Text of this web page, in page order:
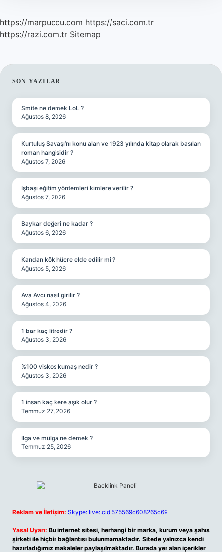
https://marpuccu.com https://saci.com.tr
https://razi.com.tr Sitemap
SIDEBAR
SON YAZILAR
Smite ne demek LoL ?
Ağustos 8, 2026
Kurtuluş Savaşı’nı konu alan ve 1923 yılında kitap olarak basılan
roman hangisidir ?
Ağustos 7, 2026
Işbaşı eğitim yöntemleri kimlere verilir ?
Ağustos 7, 2026
Baykar değeri ne kadar ?
Ağustos 6, 2026
Kandan kök hücre elde edilir mi ?
Ağustos 5, 2026
Ava Avcı nasıl girilir ?
Ağustos 4, 2026
1 bar kaç litredir ?
Ağustos 3, 2026
%100 viskos kumaş nedir ?
Ağustos 3, 2026
1 insan kaç kere aşık olur ?
Temmuz 27, 2026
Ilga ve mülga ne demek ?
Temmuz 25, 2026
Reklam ve İletişim: Skype: live:.cid.575569c608265c69
Yasal Uyarı: Bu internet sitesi, herhangi bir marka, kurum veya şahıs
şirketi ile hiçbir bağlantısı bulunmamaktadır. Sitede yalnızca kendi
hazırladığımız makaleler paylaşılmaktadır. Burada yer alan içerikler